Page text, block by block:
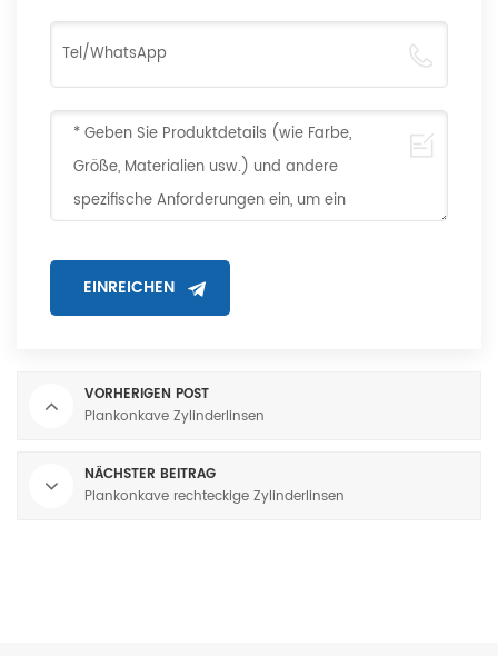
VORHERIGEN POST
Plankonkave Zylinderlinsen
NÄCHSTER BEITRAG
Plankonkave rechteckige Zylinderlinsen